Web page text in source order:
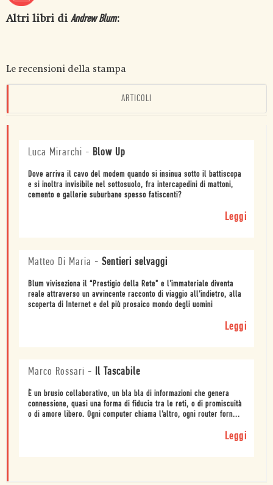
Altri libri di Andrew Blum:
Le recensioni della stampa
ARTICOLI
Luca Mirarchi - Blow Up
Dove arriva il cavo del modem quando si insinua sotto il battiscopa
e si inoltra invisibile nel sottosuolo, fra intercapedini di mattoni,
cemento e gallerie suburbane spesso fatiscenti?
Leggi
Matteo Di Maria - Sentieri selvaggi
Blum viviseziona il “Prestigio della Rete” e l’immateriale diventa
reale attraverso un avvincente racconto di viaggio all’indietro, alla
scoperta di Internet e del più prosaico mondo degli uomini
Leggi
Marco Rossari - Il Tascabile
È un brusio collaborativo, un bla bla di informazioni che genera
connessione, quasi una forma di fiducia tra le reti, o di promiscuità
o di amore libero. Ogni computer chiama l’altro, ogni router forn...
Leggi